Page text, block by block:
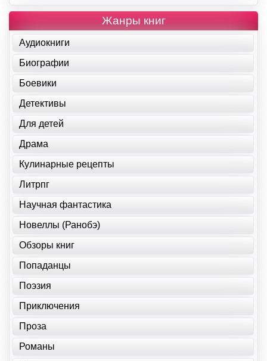
Жанры книг
Аудиокниги
Биографии
Боевики
Детективы
Для детей
Драма
Кулинарные рецепты
Литрпг
Научная фантастика
Новеллы (Ранобэ)
Обзоры книг
Попаданцы
Поэзия
Приключения
Проза
Романы